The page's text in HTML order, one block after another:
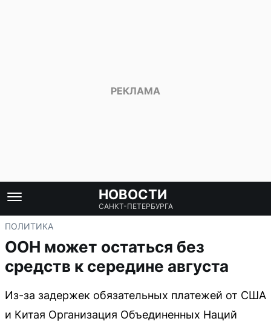
НОВОСТИ
САНКТ-ПЕТЕРБУРГА
ПОЛИТИКА
ООН может остаться без
средств к середине августа
Из-за задержек обязательных платежей от США
и Китая Организация Объединенных Наций